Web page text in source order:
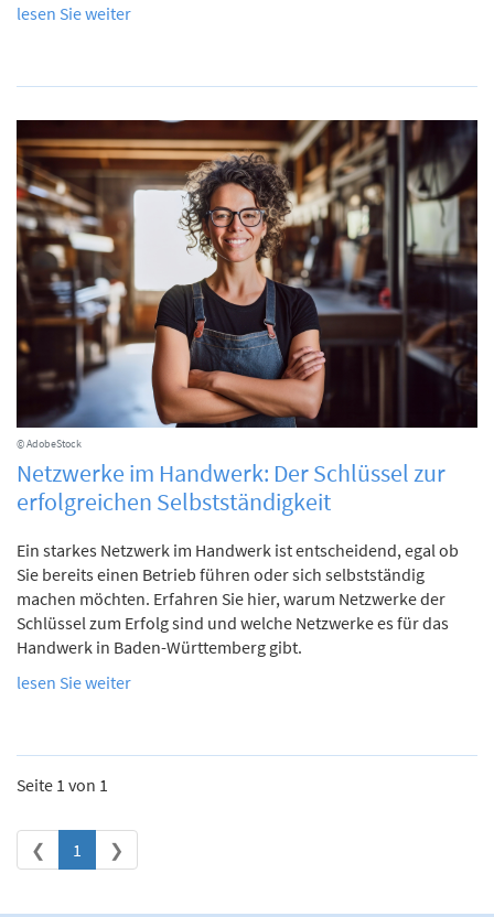
lesen Sie weiter
© AdobeStock
Netzwerke im Handwerk: Der Schlüssel zur
erfolgreichen Selbstständigkeit
Ein starkes Netzwerk im Handwerk ist entscheidend, egal ob
Sie bereits einen Betrieb führen oder sich selbstständig
machen möchten. Erfahren Sie hier, warum Netzwerke der
Schlüssel zum Erfolg sind und welche Netzwerke es für das
Handwerk in Baden-Württemberg gibt.
lesen Sie weiter
Seite 1 von 1
❮ Previous
1 ❯